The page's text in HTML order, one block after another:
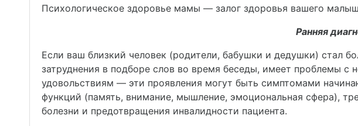
Психологическое здоровье мамы — залог здоровья вашего
Ранняя
Если ваш близкий человек (родители, бабушки и дедушки) стал
затруднения в подборе слов во время беседы, имеет проблемы
удовольствиям — эти проявления могут быть симптомами
функций (память, внимание, мышление, эмоциональная сфера),
болезни и предотвращения инвалидности пациента.